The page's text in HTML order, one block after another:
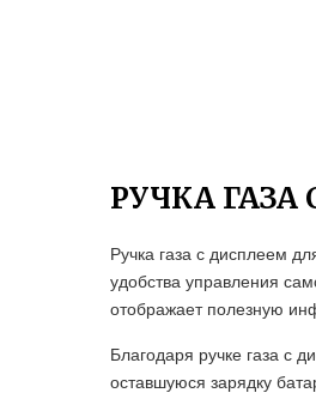
РУЧКА
Ручка газа с дисплеем
удобства управления
отображает полезную
Благодаря ручке газа с
оставшуюся зарядку